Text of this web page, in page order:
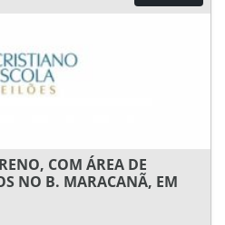
COM ÁREA DE
NO B. MARACANÃ, EM